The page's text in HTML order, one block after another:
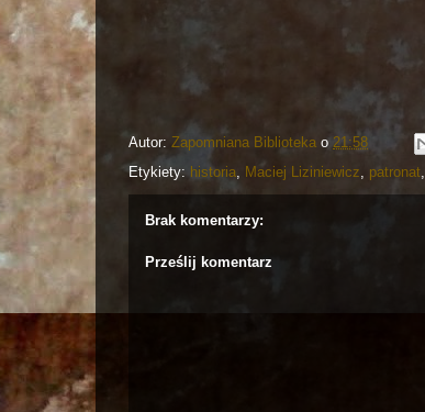
Autor: Zapomniana Biblioteka o 21:58
Etykiety: historia, Maciej Liziniewicz, patronat,
Brak komentarzy:
Prześlij komentarz